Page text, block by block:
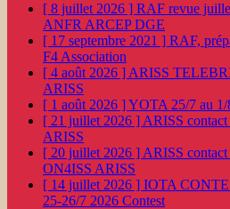
[ 8 juillet 2026 ] RAF revue
ANFR ARCEP DGE
[ 17 septembre 2021 ] RAF,
F4 Association
[ 4 août 2026 ] ARISS
ARISS
[ 1 août 2026 ]YOTA 25/7 au 1/
[ 21 juillet 2026 ] ARISS
ARISS
[ 20 juillet 2026 ] ARISS
ON4ISS ARISS
[ 14 juillet 2026 ] IOTA
25-26/7 2026 Contest